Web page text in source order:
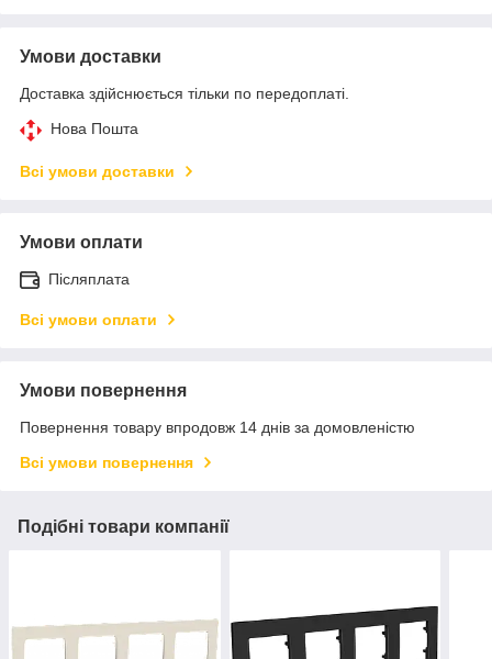
Умови доставки
Доставка здійснюється тільки по передоплаті.
Нова Пошта
Всі умови доставки
Умови оплати
Післяплата
Всі умови оплати
Умови повернення
Повернення товару впродовж 14 днів за домовленістю
Всі умови повернення
Подібні товари компанії